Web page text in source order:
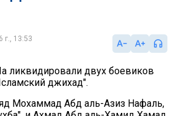
г., 13:53
ликвидировали двух боевиков
джихад".
Мохаммад Абд аль-Азиз Нафаль,